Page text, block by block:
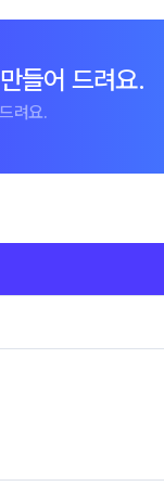
들어 드려요.
려요.